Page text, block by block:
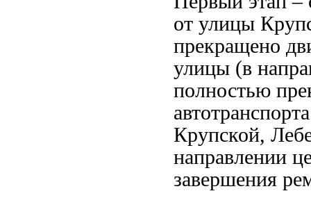
от улицы
прекращено
улицы (в
полностью
Крупской,
направлении
завершения